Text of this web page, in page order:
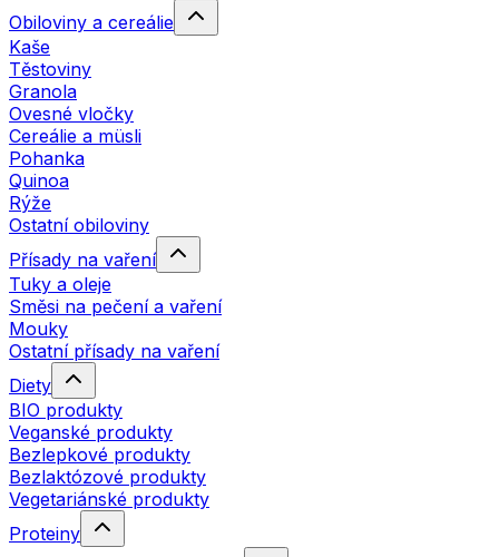
Obiloviny a cereálie
Kaše
Těstoviny
Granola
Ovesné vločky
Cereálie a müsli
Pohanka
Quinoa
Rýže
Ostatní obiloviny
Přísady na vaření
Tuky a oleje
Směsi na pečení a vaření
Mouky
Ostatní přísady na vaření
Diety
BIO produkty
Veganské produkty
Bezlepkové produkty
Bezlaktózové produkty
Vegetariánské produkty
Proteiny